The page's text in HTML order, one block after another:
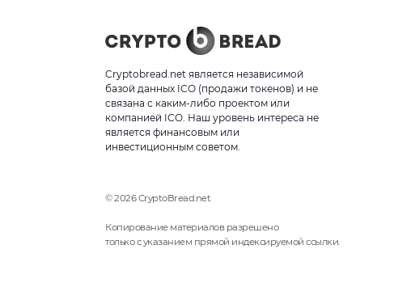
Cryptobread.net является независимой
базой данных ICO (продажи токенов) и не
связана с каким-либо проектом или
компанией ICO. Наш уровень интереса не
является финансовым или
инвестиционным советом.
© 2026 CryptoBread.net
Копирование материалов разрешено
только с указанием прямой индексируемой ссылки.